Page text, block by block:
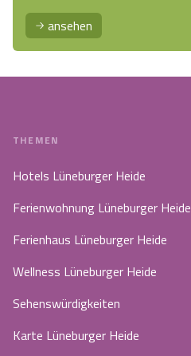
ansehen
THEMEN
Hotels Lüneburger Heide
Ferienwohnung Lüneburger Heide
Ferienhaus Lüneburger Heide
Wellness Lüneburger Heide
Sehenswürdigkeiten
Karte Lüneburger Heide